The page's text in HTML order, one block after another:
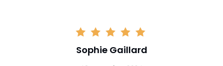
Sophie Gaillard